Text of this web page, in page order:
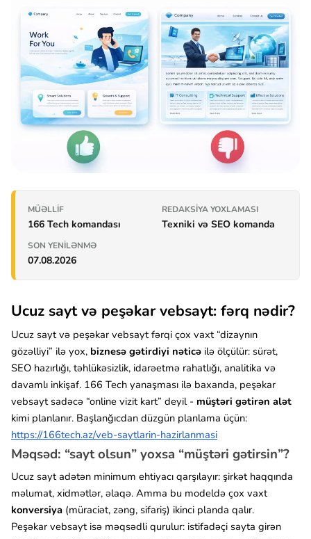
MÜƏLLIF
166 Tech komandası
REDAKSIYA YOXLAMASI
Texniki və SEO komanda
SON YENILƏNMƏ
07.08.2026
Ucuz sayt və peşəkar vebsayt: fərq nədir?
Ucuz sayt və peşəkar vebsayt fərqi çox vaxt “dizaynın
gözəlliyi” ilə yox, biznesə gətirdiyi nəticə ilə ölçülür: sürət,
SEO hazırlığı, təhlükəsizlik, idarəetmə rahatlığı, analitika və
davamlı inkişaf. 166 Tech yanaşması ilə baxanda, peşəkar
vebsayt sadəcə “online vizit kart” deyil - müştəri gətirən alət
kimi planlanır. Başlanğıcdan düzgün planlama üçün:
https://166tech.az/veb-saytlarin-hazirlanmasi
Məqsəd: “sayt olsun” yoxsa “müştəri gətirsin”?
Ucuz sayt adətən minimum ehtiyacı qarşılayır: şirkət haqqında
məlumat, xidmətlər, əlaqə. Amma bu modeldə çox vaxt
konversiya (müraciət, zəng, sifariş) ikinci planda qalır.
Peşəkar vebsayt isə məqsədli qurulur: istifadəçi sayta girən